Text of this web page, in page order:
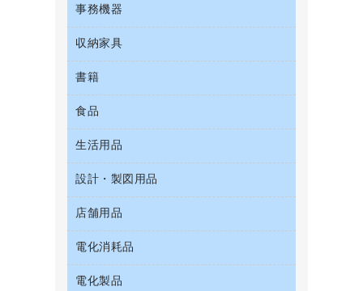
パソコンアクセサリー
パソコンバッグ／収納用品
パソコン周辺機器
マウスパッド
各種ケーブル
電話機
クリヤーホルダー
コンピュータ用ファイル
ファイルボックス
フォルダー
フラットファイル
リングファイル
レターファイル
持ち出しファイル
ミネラルウォーター
レギュラーコーヒー
医薬部外品
紅茶・バラエティ飲料
ブルーレイディスク
メディア収納用品
屋外用品
工事関連用品
事務機器
ＯＨＰ用品
シュレッダ
タイムカード
タイムレコーダー
ラミネータ
レーザーポインター
大型シュレッダー（共配）
収納家具
その他収納
ロッカー・下駄箱
金庫
保管庫・書庫
書籍
パソコンソフト
食品
菓子
食品
生活用品
キッチン用品
ゴミ袋
スポーツ・レジャー用品
スリッパ・サンダル・シューズ
その他雑貨
設計・製図用品
設計・製図用品
店舗用品
ＰＯＰ用品
カウンター／お会計用品
電化消耗品
アルバム
電化製品